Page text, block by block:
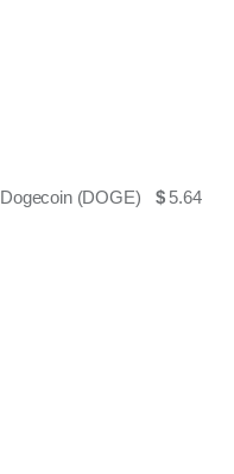
Dogecoin (DOGE) $ 5.64